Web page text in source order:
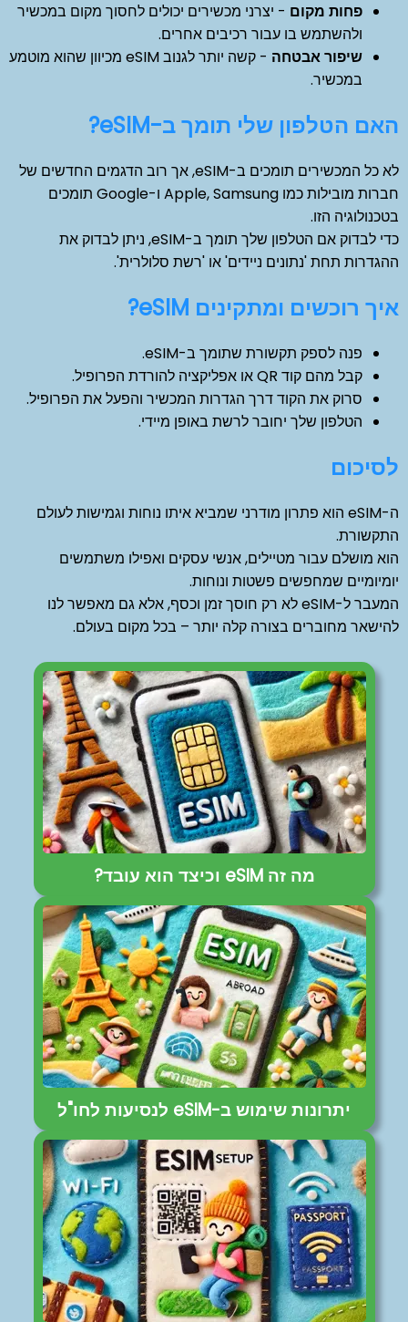
פחות מקום - יצרני מכשירים יכולים לחסוך מקום במכשיר
ולהשתמש בו עבור רכיבים אחרים.
שיפור אבטחה
- קשה יותר לגנוב eSIM מכיוון שהוא מוטמע
במכשיר.
האם הטלפון שלי תומך ב-eSIM?
לא כל המכשירים תומכים ב-eSIM, אך רוב הדגמים החדשים של
חברות מובילות כמו Apple, Samsung ו-Google תומכים
בטכנולוגיה הזו.
כדי לבדוק אם הטלפון שלך תומך ב-eSIM, ניתן לבדוק את
ההגדרות תחת 'נתונים ניידים' או 'רשת סלולרית'.
איך רוכשים ומתקינים eSIM?
פנה לספק תקשורת שתומך ב-eSIM.
קבל מהם קוד QR או אפליקציה להורדת הפרופיל.
סרוק את הקוד דרך הגדרות המכשיר והפעל את הפרופיל.
הטלפון שלך יחובר לרשת באופן מיידי.
לסיכום
ה-eSIM הוא פתרון מודרני שמביא איתו נוחות וגמישות לעולם
התקשורת.
הוא מושלם עבור מטיילים, אנשי עסקים ואפילו משתמשים
יומיומיים שמחפשים פשטות ונוחות.
המעבר ל-eSIM לא רק חוסך זמן וכסף, אלא גם מאפשר לנו
להישאר מחוברים בצורה קלה יותר – בכל מקום בעולם.
מה זה eSIM וכיצד הוא עובד?
יתרונות שימוש ב-eSIM לנסיעות לחו"ל